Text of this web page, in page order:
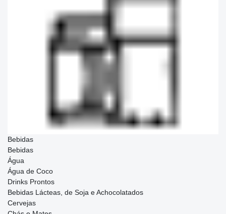
Bebidas
Bebidas
Água
Água de Coco
Drinks Prontos
Bebidas Lácteas, de Soja e Achocolatados
Cervejas